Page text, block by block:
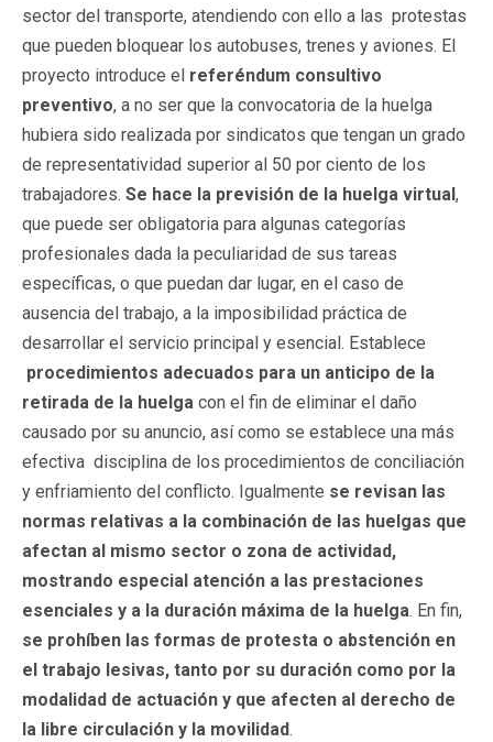
sector del transporte, atendiendo con ello a las protestas
que pueden bloquear los autobuses, trenes y aviones. El
proyecto introduce el referéndum consultivo
preventivo, a no ser que la convocatoria de la huelga
hubiera sido realizada por sindicatos que tengan un grado
de representatividad superior al 50 por ciento de los
trabajadores. Se hace la previsión de la huelga virtual,
que puede ser obligatoria para algunas categorías
profesionales dada la peculiaridad de sus tareas
específicas, o que puedan dar lugar, en el caso de
ausencia del trabajo, a la imposibilidad práctica de
desarrollar el servicio principal y esencial. Establece
procedimientos adecuados para un anticipo de la
retirada de la huelga con el fin de eliminar el daño
causado por su anuncio, así como se establece una más
efectiva disciplina de los procedimientos de conciliación
y enfriamiento del conflicto. Igualmente se revisan las
normas relativas a la combinación de las huelgas que
afectan al mismo sector o zona de actividad,
mostrando especial atención a las prestaciones
esenciales y a la duración máxima de la huelga. En fin,
se prohíben las formas de protesta o abstención en
el trabajo lesivas, tanto por su duración como por la
modalidad de actuación y que afecten al derecho de
la libre circulación y la movilidad.